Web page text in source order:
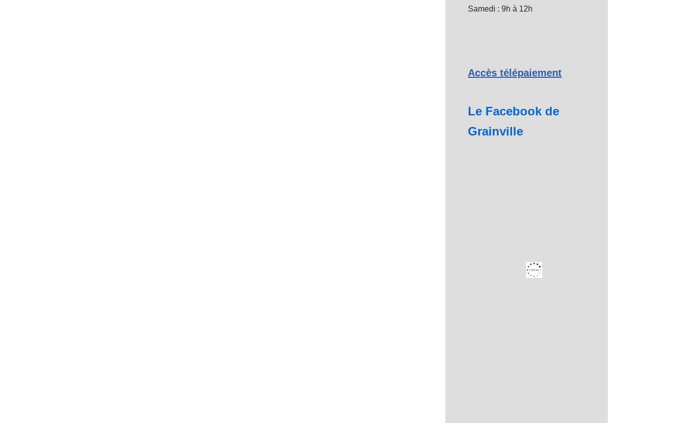
Samedi : 9h à 12h
Accès télépaiement
Le Facebook de
Grainville